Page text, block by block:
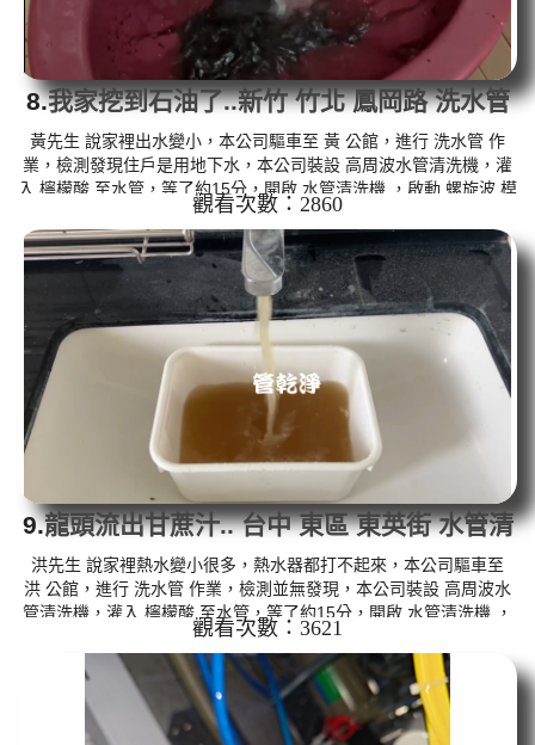
8.我家挖到石油了..新竹 竹北 鳳岡路 洗水管
黃先生 說家裡出水變小，本公司驅車至 黃 公館，進行 洗水管 作
業，檢測發現住戶是用地下水，本公司裝設 高周波水管清洗機，灌
入 檸檬酸 至水管，等了約15分，開啟 水管清洗機 ，啟動 螺旋波 模
式，一洗就流出黑水，看起來像是石油，四個多小時後，出水量恢
復正常了。 如是自來水，如水管老化，會產生鐵鏽跟泥沙堆積，洗
出來的水就會是咖啡色，地下水含有氧化錳，管壁上會結成黑色管
垢，洗出來的水會跟石油一樣黑，有些洗出綠色的水，是因為裡面
有銅的物質，生鏽產生銅綠，如是藍色的水，是因為水龍頭合金的
觀看次數：2860
9.龍頭流出甘蔗汁.. 台中 東區 東英街 水管清
洗
洪先生 說家裡熱水變小很多，熱水器都打不起來，本公司驅車至
洪 公館，進行 洗水管 作業，檢測並無發現，本公司裝設 高周波水
管清洗機，灌入 檸檬酸 至水管，等了約15分，開啟 水管清洗機 ，
啟動 螺旋波 模式，一洗就流出甘蔗汁，顏色越來越深，二個多小時
後，熱水出水量恢復了。 如是自來水，如水管老化，會產生鐵鏽跟
泥沙堆積，洗出來的水就會是咖啡色，地下水含有氧化錳，管壁上
會結成黑色管垢，洗出來的水會跟石油一樣黑，有些洗出綠色的
水，是因為裡面有銅的物質，生鏽產生銅綠，如是藍色的水，是因
觀看次數：3621